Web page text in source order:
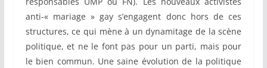
anti-« mariage » gay s’engagent donc hors de ces
structures, ce qui mène à un dynamitage de la scène
politique, et ne le font pas pour un parti, mais pour
le bien commun. Une saine évolution de la politique